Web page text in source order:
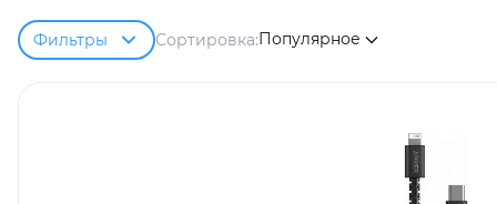
Фильтры Сортировка:Популярное
График платежей